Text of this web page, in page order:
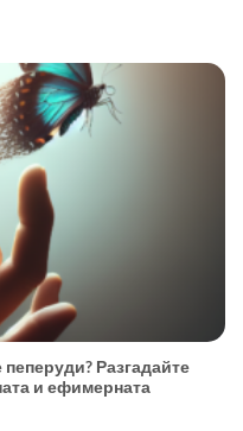
Разгадайте
и ефимерната